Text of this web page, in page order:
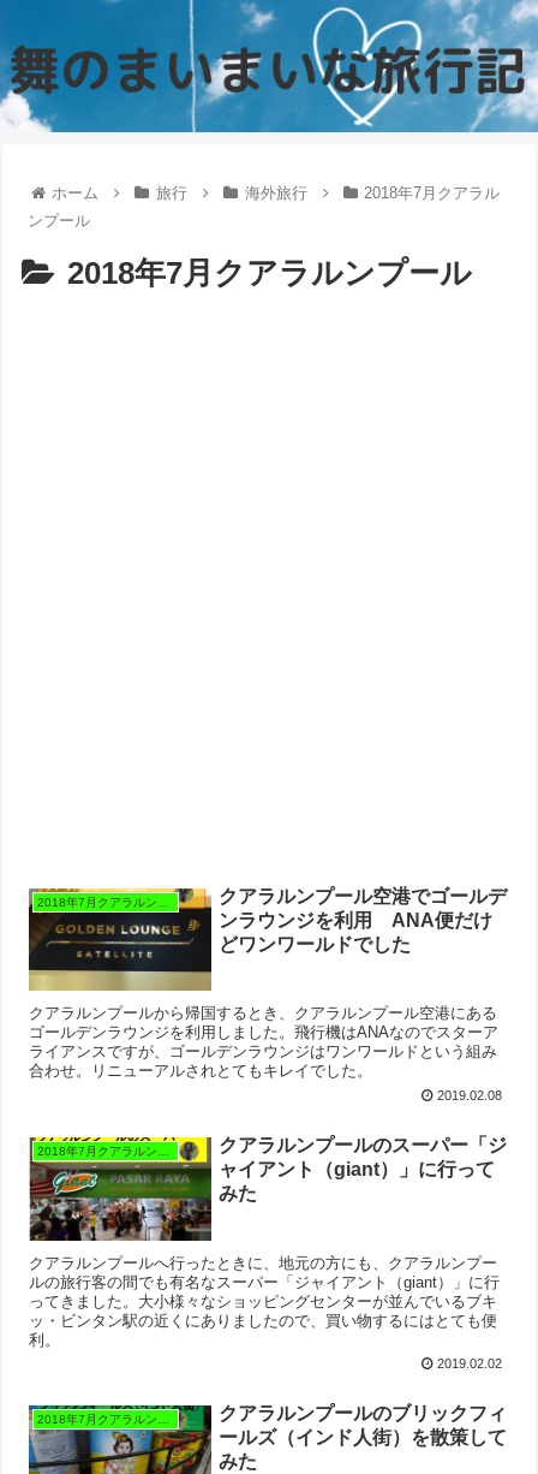
ホーム 旅行 海外旅行
2018年7月クアラル
ンプール
2018年7月クアラルンプール
クアラルンプール空港でゴールデ
ンラウンジを利用 ANA便だけ
どワンワールドでした
クアラルンプールから帰国するとき、クアラルンプール空港にある
ゴールデンラウンジを利用しました。飛行機はANAなのでスターア
ライアンスですが、ゴールデンラウンジはワンワールドという組み
合わせ。リニューアルされとてもキレイでした。
2019.02.08
2018年7月クアラルンプール
クアラルンプールのスーパー「ジ
ャイアント（giant）」に行って
みた
クアラルンプールへ行ったときに、地元の方にも、クアラルンプー
ルの旅行客の間でも有名なスーパー「ジャイアント（giant）」に行
ってきました。大小様々なショッピングセンターが並んでいるブキ
ッ・ビンタン駅の近くにありましたので、買い物するにはとても便
利。
2019.02.02
2018年7月クアラルンプール
クアラルンプールのブリックフィ
ールズ（インド人街）を散策して
みた